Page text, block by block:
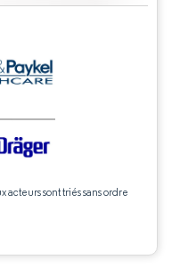
sont triés sans ordre